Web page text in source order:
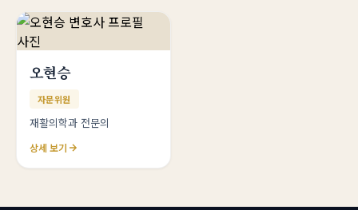
오현승
자문위원
재활의학과 전문의
상세 보기